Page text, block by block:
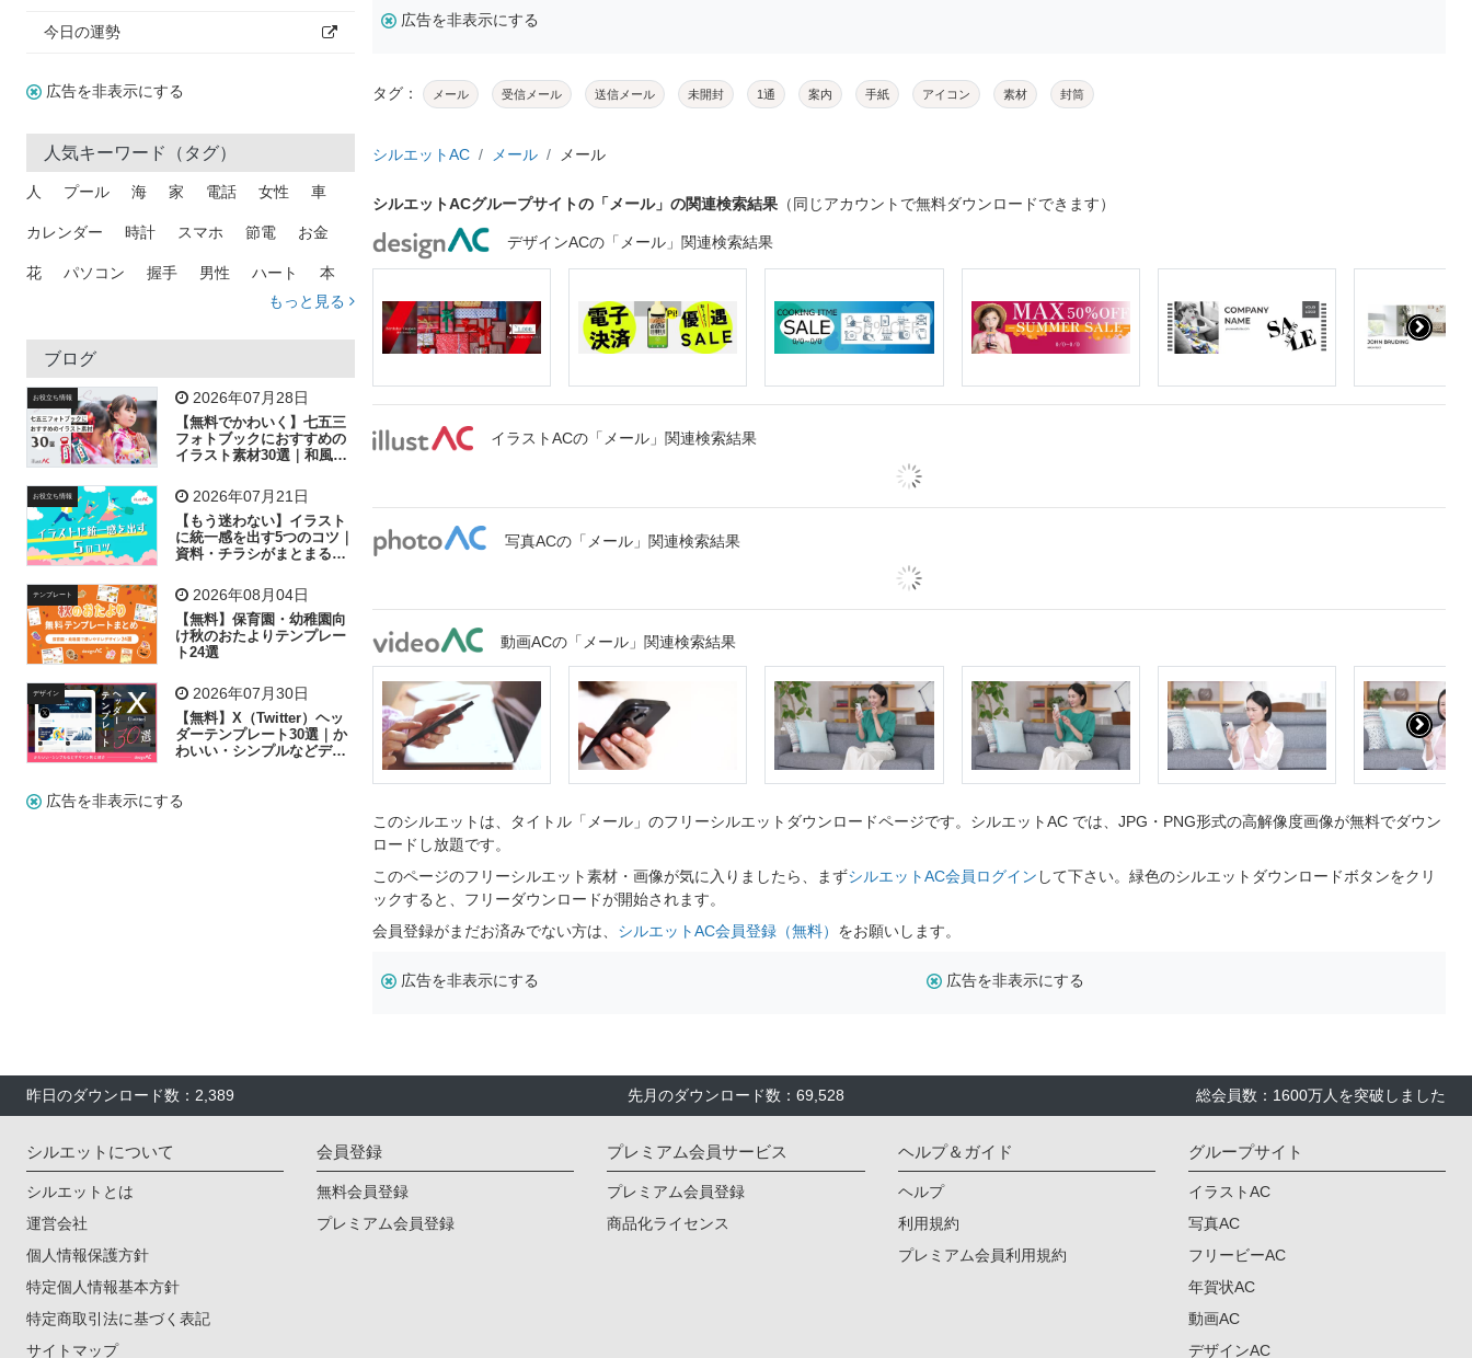
今日の運勢
広告を非表示にする
人気キーワード（タグ）
人 プール 海 家 電話 女性 車
カレンダー 時計 スマホ 節電 お金
花 パソコン 握手 男性 ハート 本
トラック 木
吹き出し
飛行機 グラフ ビル 魚 家族 書類
歩く 工場 会社 太陽 キラキラ
子供 作業員 相談 ピクトグラム
もっと見る
ブログ
お役立ち情報 2026年07月28日
【無料でかわいく】七五三
フォトブックにおすすめの
イラスト素材30選｜和風の
お役立ち情報 2026年07月21日
【もう迷わない】イラスト
に統一感を出す5つのコツ｜
資料・チラシがまとまるフ
テンプレート 2026年08月04日
【無料】保育園・幼稚園向
け秋のおたよりテンプレー
ト24選
デザイン 2026年07月30日
【無料】X（Twitter）ヘッ
ダーテンプレート30選｜か
わいい・シンプルなどデザ
広告を非表示にする
広告を非表示にする
タグ： メール 受信メール 送信メール 未開封 1通 案内 手紙 アイコン 素材 封筒
シルエットAC メール メール
シルエットACグループサイトの「メール」の関連検索結果 （同じアカウントで無料ダウンロードできます）
デザインACの「メール」関連検索結果
イラストACの「メール」関連検索結果
写真ACの「メール」関連検索結果
動画ACの「メール」関連検索結果
このシルエットは、タイトル「メール」のフリーシルエットダウンロードページです。シルエットAC では、JPG・PNG形式の高解像度画像が無料でダウン
ロードし放題です。
このページのフリーシルエット素材・画像が気に入りましたら、まずシルエットAC会員ログイン して下さい。緑色のシルエットダウンロードボタンをクリ
ックすると、フリーダウンロードが開始されます。
会員登録がまだお済みでない方は、 シルエットAC会員登録（無料） をお願いします。
広告を非表示にする 広告を非表示にする
昨日のダウンロード数：2,389 先月のダウンロード数：69,528 総会員数：1600万人を突破しました
シルエットについて
シルエットとは
運営会社
個人情報保護方針
特定個人情報基本方針
特定商取引法に基づく表記
サイトマップ
会員登録
無料会員登録
プレミアム会員登録
プレミアム会員サービス
プレミアム会員登録
商品化ライセンス
ヘルプ＆ガイド
ヘルプ
利用規約
プレミアム会員利用規約
グループサイト
イラストAC
写真AC
フリービーAC
年賀状AC
動画AC
デザインAC